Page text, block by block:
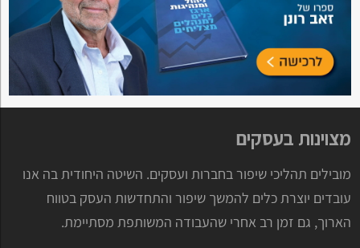
מצוינות בעסקים
מובילים תהליכי שיפור בחברות ועסקים. השיטה היחודית בה אנו
עובדים יוצרת כלים להמשך שיפור והתחדשות העסק בטווח
הארוך, גם זמן רב אחרי שהעבודה המשותפת מסתיימת.